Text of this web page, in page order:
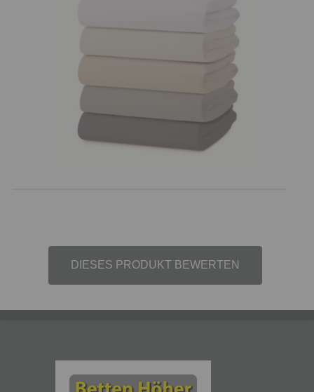
DIESES PRODUKT BEWERTEN